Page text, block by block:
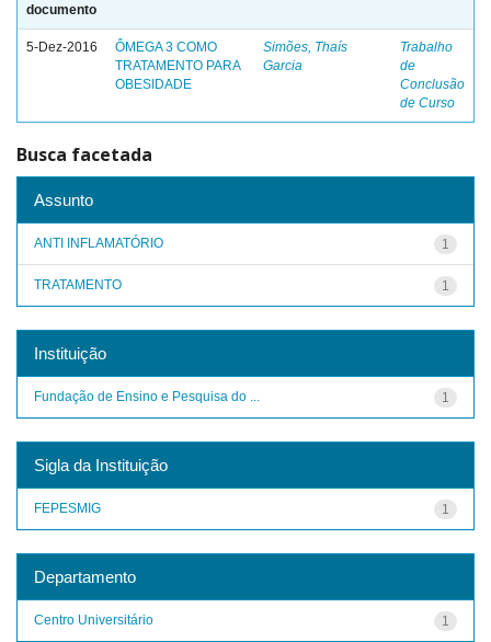
documento
5-Dez-2016
ÔMEGA 3 COMO
TRATAMENTO PARA
OBESIDADE
Simões, Thaís
Garcia
Trabalho
de
Conclusão
de Curso
Busca facetada
Assunto
1
ANTI INFLAMATÓRIO
1
TRATAMENTO
Instituição
1
Fundação de Ensino e Pesquisa do ...
Sigla da Instituição
1
FEPESMIG
Departamento
1
Centro Universitário